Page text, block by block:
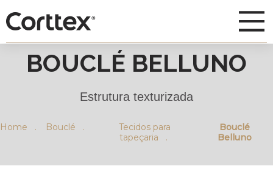
BOUCLÉ BELLUNO
Estrutura texturizada
Home . Bouclé .
Tecidos para
tapeçaria .
Bouclé
Belluno